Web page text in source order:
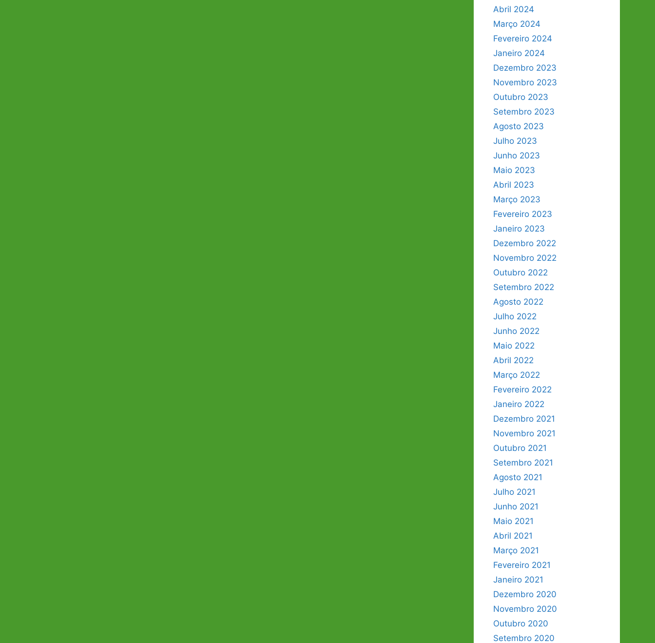
Abril 2024
Março 2024
Fevereiro 2024
Janeiro 2024
Dezembro 2023
Novembro 2023
Outubro 2023
Setembro 2023
Agosto 2023
Julho 2023
Junho 2023
Maio 2023
Abril 2023
Março 2023
Fevereiro 2023
Janeiro 2023
Dezembro 2022
Novembro 2022
Outubro 2022
Setembro 2022
Agosto 2022
Julho 2022
Junho 2022
Maio 2022
Abril 2022
Março 2022
Fevereiro 2022
Janeiro 2022
Dezembro 2021
Novembro 2021
Outubro 2021
Setembro 2021
Agosto 2021
Julho 2021
Junho 2021
Maio 2021
Abril 2021
Março 2021
Fevereiro 2021
Janeiro 2021
Dezembro 2020
Novembro 2020
Outubro 2020
Setembro 2020